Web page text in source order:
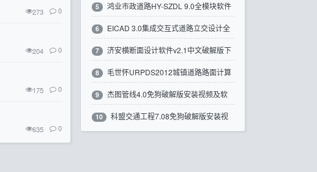
273 0
204 0
175 0
635 0
件下载带注册机
5 鸿业市政道路HY-SZDL 9.0全模块软件
破解版下载
6 EICAD 3.0集成交互式道路立交设计全
模块软件破解版下载
7 济安横断面设计软件v2.1中文破解版下
载
8 毛世怀URPDS2012城镇道路路面计算
软件破解版下载
9 杰图管线4.0免狗破解版安装视频及软
件下载
10 科盟交通工程7.08免狗破解版安装视